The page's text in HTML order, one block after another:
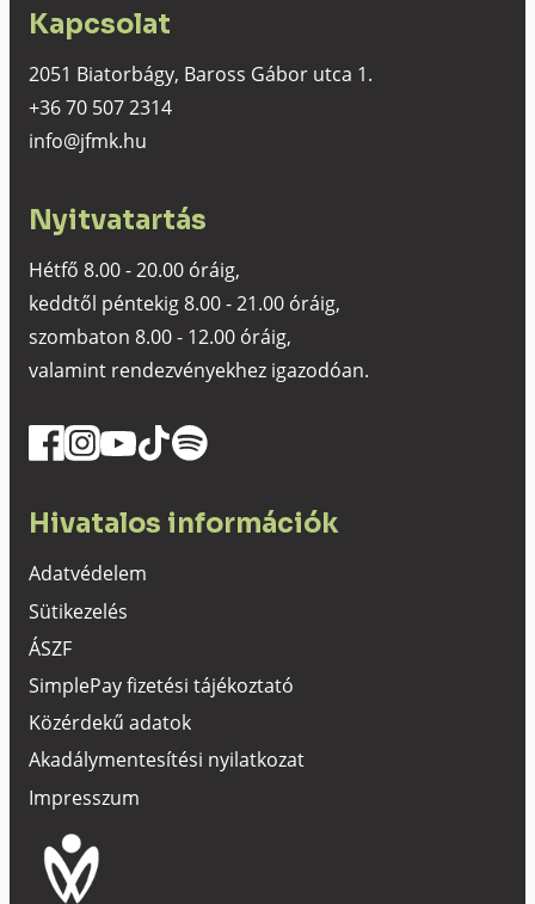
Kapcsolat
2051 Biatorbágy, Baross Gábor utca 1.
+36 70 507 2314
info@jfmk.hu
Nyitvatartás
Hétfő 8.00 - 20.00 óráig,
keddtől péntekig 8.00 - 21.00 óráig,
szombaton 8.00 - 12.00 óráig,
valamint rendezvényekhez igazodóan.
Hivatalos információk
Adatvédelem
Sütikezelés
ÁSZF
SimplePay fizetési tájékoztató
Közérdekű adatok
Akadálymentesítési nyilatkozat
Impresszum